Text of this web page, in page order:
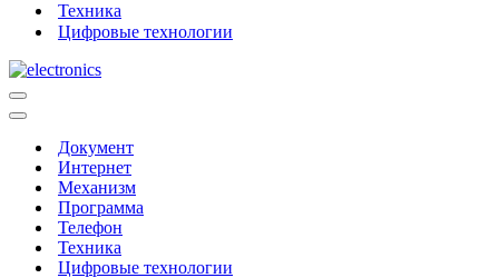
Техника
Цифровые технологии
Меню
навигации
Меню
навигацииДокумент
Интернет
Механизм
Программа
Телефон
Техника
Цифровые технологии